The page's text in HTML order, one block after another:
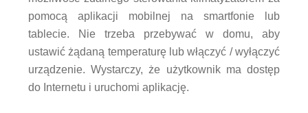
pomocą aplikacji mobilnej na smartfonie lub
tablecie. Nie trzeba przebywać w domu, aby
ustawić żądaną temperaturę lub włączyć / wyłączyć
urządzenie. Wystarczy, że użytkownik ma dostęp
do Internetu i uruchomi aplikację.